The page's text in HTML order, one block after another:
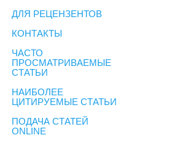
ДЛЯ РЕЦЕНЗЕНТОВ
КОНТАКТЫ
ЧАСТО
ПРОСМАТРИВАЕМЫЕ
СТАТЬИ
НАИБОЛЕЕ
ЦИТИРУЕМЫЕ СТАТЬИ
ПОДАЧА СТАТЕЙ
ONLINE